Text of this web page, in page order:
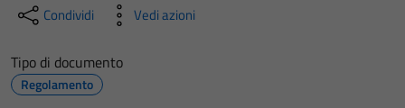
Condividi Vedi azioni
Tipo di documento
Regolamento